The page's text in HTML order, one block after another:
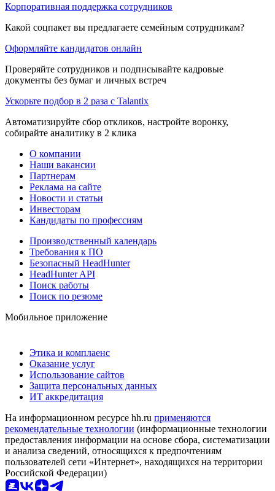
Корпоративная поддержка сотрудников
Какой соцпакет вы предлагаете семейным сотрудникам?
Оформляйте кандидатов онлайн
Проверяйте сотрудников и подписывайте кадровые
документы без бумаг и личных встреч
Ускорьте подбор в 2 раза с Talantix
Автоматизируйте сбор откликов, настройте воронку,
собирайте аналитику в 2 клика
О компании
Наши вакансии
Партнерам
Реклама на сайте
Новости и статьи
Инвесторам
Кандидаты по профессиям
Производственный календарь
Требования к ПО
Безопасный HeadHunter
HeadHunter API
Поиск работы
Поиск по резюме
Мобильное приложение
Этика и комплаенс
Оказание услуг
Использование сайтов
Защита персональных данных
ИТ аккредитация
На информационном ресурсе hh.ru применяются
рекомендательные технологии (информационные технологии
предоставления информации на основе сбора, систематизации
и анализа сведений, относящихся к предпочтениям
пользователей сети «Интернет», находящихся на территории
Российской Федерации)